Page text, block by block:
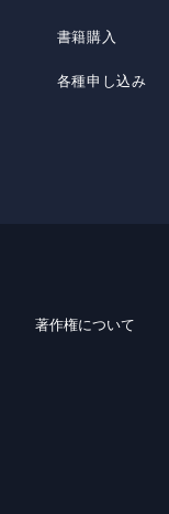
書籍購入
各種申し込み
著作権について